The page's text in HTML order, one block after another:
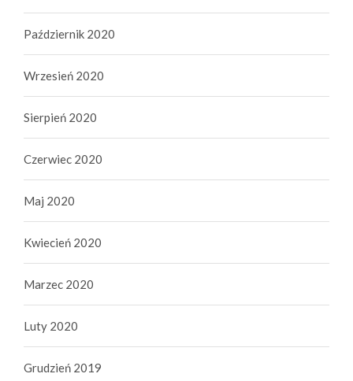
Październik 2020
Wrzesień 2020
Sierpień 2020
Czerwiec 2020
Maj 2020
Kwiecień 2020
Marzec 2020
Luty 2020
Grudzień 2019